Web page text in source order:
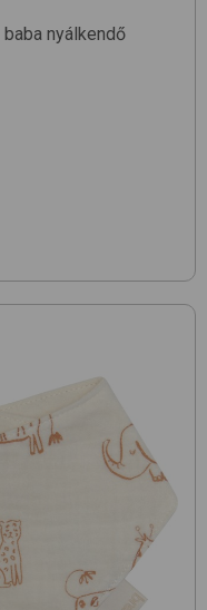
baba nyálkendő